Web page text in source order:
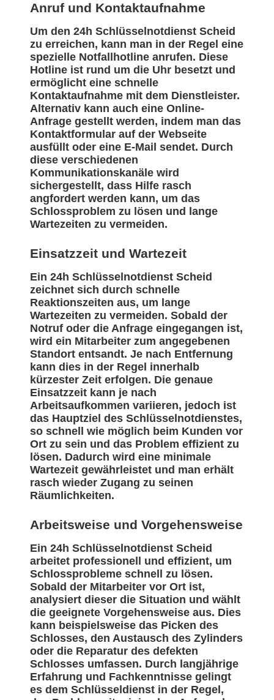
Anruf und Kontaktaufnahme
Um den 24h Schlüsselnotdienst Scheid
zu erreichen, kann man in der Regel eine
spezielle Notfallhotline anrufen. Diese
Hotline ist rund um die Uhr besetzt und
ermöglicht eine schnelle
Kontaktaufnahme mit dem Dienstleister.
Alternativ kann auch eine Online-
Anfrage gestellt werden, indem man das
Kontaktformular auf der Webseite
ausfüllt oder eine E-Mail sendet. Durch
diese verschiedenen
Kommunikationskanäle wird
sichergestellt, dass Hilfe rasch
angfordert werden kann, um das
Schlossproblem zu lösen und lange
Wartezeiten zu vermeiden.
Einsatzzeit und Wartezeit
Ein 24h Schlüsselnotdienst Scheid
zeichnet sich durch schnelle
Reaktionszeiten aus, um lange
Wartezeiten zu vermeiden. Sobald der
Notruf oder die Anfrage eingegangen ist,
wird ein Mitarbeiter zum angegebenen
Standort entsandt. Je nach Entfernung
kann dies in der Regel innerhalb
kürzester Zeit erfolgen. Die genaue
Einsatzzeit kann je nach
Arbeitsaufkommen variieren, jedoch ist
das Hauptziel des Schlüsselnotdienstes,
so schnell wie möglich beim Kunden vor
Ort zu sein und das Problem effizient zu
lösen. Dadurch wird eine minimale
Wartezeit gewährleistet und man erhält
rasch wieder Zugang zu seinen
Räumlichkeiten.
Arbeitsweise und Vorgehensweise
Ein 24h Schlüsselnotdienst Scheid
arbeitet professionell und effizient, um
Schlossprobleme schnell zu lösen.
Sobald der Mitarbeiter vor Ort ist,
analysiert dieser die Situation und wählt
die geeignete Vorgehensweise aus. Dies
kann beispielsweise das Picken des
Schlosses, den Austausch des Zylinders
oder die Reparatur des defekten
Schlosses umfassen. Durch langjährige
Erfahrung und Fachkenntnisse gelingt
es dem Schlüsseldienst in der Regel,